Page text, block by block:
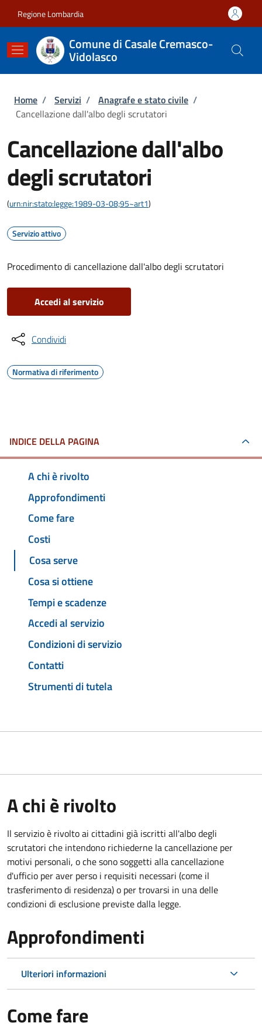
Regione Lombardia
Comune di Casale Cremasco-
Vidolasco
Briciole di pane
Home / Servizi / Anagrafe e stato civile /
Cancellazione dall'albo degli scrutatori
Cancellazione dall'albo
degli scrutatori
(urn:nir:stato:legge:1989-03-08;95~art1)
Servizio attivo
Procedimento di cancellazione dall'albo degli scrutatori
Accedi al servizio
Condividi
Normativa di riferimento
INDICE DELLA PAGINA
A chi è rivolto
Approfondimenti
Come fare
Costi
Cosa serve
Cosa si ottiene
Tempi e scadenze
Accedi al servizio
Condizioni di servizio
Contatti
Strumenti di tutela
A chi è rivolto
Il servizio è rivolto ai cittadini già iscritti all'albo degli
scrutatori che intendono richiederne la cancellazione per
motivi personali, o che sono soggetti alla cancellazione
d'ufficio per aver perso i requisiti necessari (come il
trasferimento di residenza) o per trovarsi in una delle
condizioni di esclusione previste dalla legge.
Approfondimenti
Ulteriori informazioni
Come fare